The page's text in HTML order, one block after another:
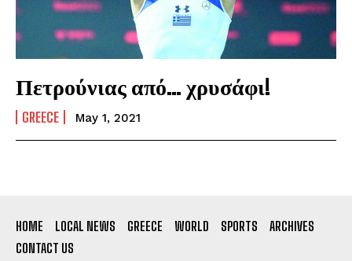
Πετρούνιας από… χρυσάφι!
GREECE May 1, 2021
HOME LOCAL NEWS GREECE WORLD SPORTS
ARCHIVES
CONTACT US